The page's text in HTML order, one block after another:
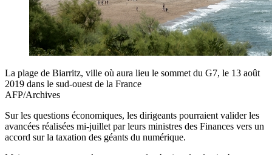
La plage de Biarritz, ville où aura lieu le sommet du G7, le 13 août
2019 dans le sud-ouest de la France
AFP/Archives
Sur les questions économiques, les dirigeants pourraient valider les
avancées réalisées mi-juillet par leurs ministres des Finances vers un
accord sur la taxation des géants du numérique.